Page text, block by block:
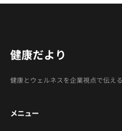
健康だより
健康とウェルネスを企業視点で伝え
メニュー